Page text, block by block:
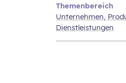
Themenbereich
Unternehmen‚
Dienstleistungen